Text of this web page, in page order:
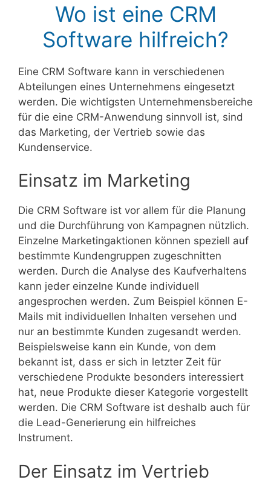
Wo ist eine CRM
Software hilfreich?
Eine CRM Software kann in verschiedenen
Abteilungen eines Unternehmens eingesetzt
werden. Die wichtigsten Unternehmensbereiche
für die eine CRM-Anwendung sinnvoll ist, sind
das Marketing, der Vertrieb sowie das
Kundenservice.
Einsatz im Marketing
Die CRM Software ist vor allem für die Planung
und die Durchführung von Kampagnen nützlich.
Einzelne Marketingaktionen können speziell auf
bestimmte Kundengruppen zugeschnitten
werden. Durch die Analyse des Kaufverhaltens
kann jeder einzelne Kunde individuell
angesprochen werden. Zum Beispiel können E-
Mails mit individuellen Inhalten versehen und
nur an bestimmte Kunden zugesandt werden.
Beispielsweise kann ein Kunde, von dem
bekannt ist, dass er sich in letzter Zeit für
verschiedene Produkte besonders interessiert
hat, neue Produkte dieser Kategorie vorgestellt
werden. Die CRM Software ist deshalb auch für
die Lead-Generierung ein hilfreiches
Instrument.
Der Einsatz im Vertrieb